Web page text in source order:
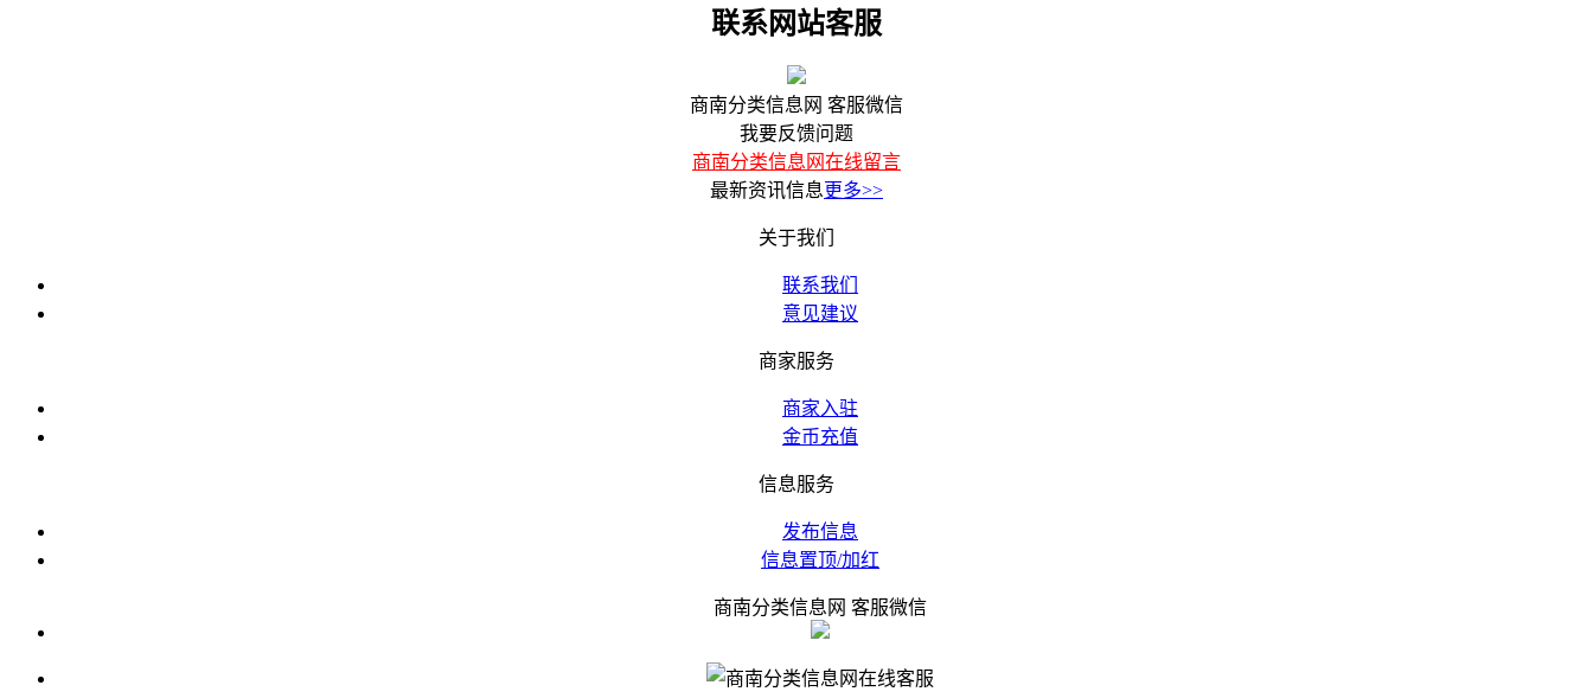
联系网站客服
商南分类信息网 客服微信
我要反馈问题
商南分类信息网在线留言
最新资讯信息更多>>
关于我们
联系我们
意见建议
商家服务
商家入驻
金币充值
信息服务
发布信息
信息置顶/加红
商南分类信息网 客服微信